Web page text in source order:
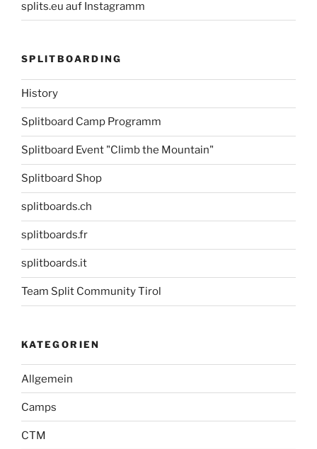
splits.eu auf Instagramm
SPLITBOARDING
History
Splitboard Camp Programm
Splitboard Event "Climb the Mountain"
Splitboard Shop
splitboards.ch
splitboards.fr
splitboards.it
Team Split Community Tirol
KATEGORIEN
Allgemein
Camps
CTM